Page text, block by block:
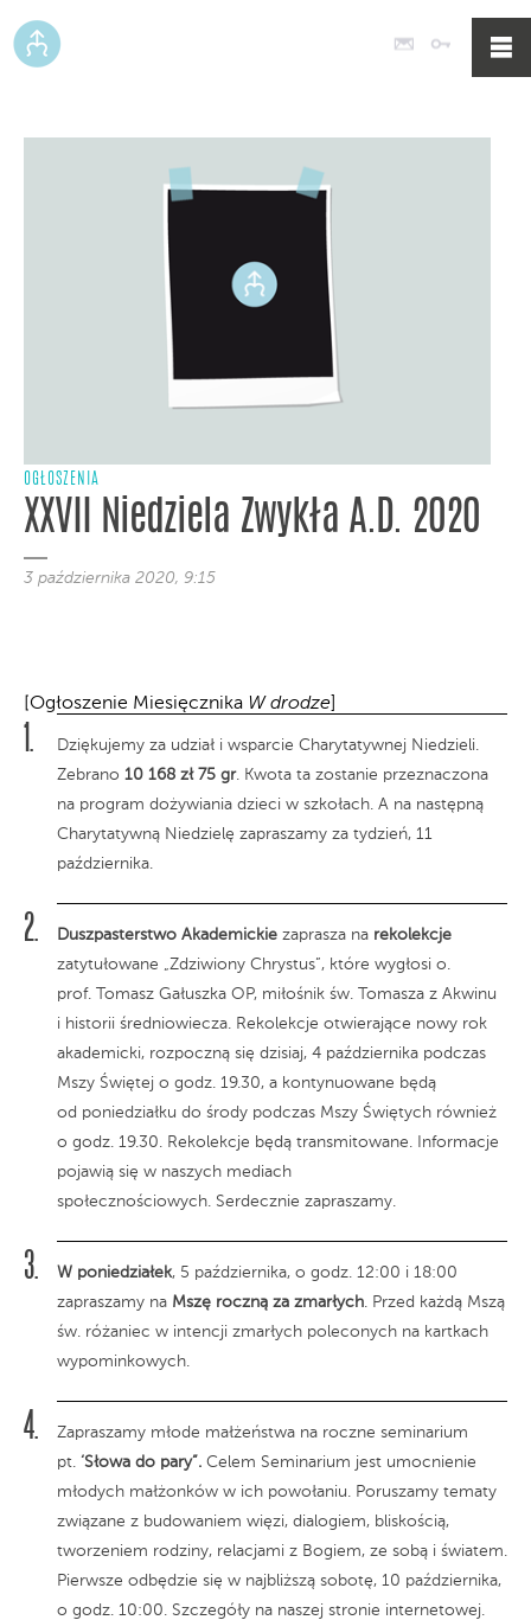
Poczta
OGŁOSZENIA
XXVII Niedziela Zwykła A.D. 2020
3 października 2020, 9:15
[Ogłoszenie Miesięcznika W drodze
Dziękujemy za udział i wsparcie Charytatywnej Niedzieli.
Zebrano 10 168 zł 75 gr. Kwota ta zostanie przeznaczona
na program dożywiania dzieci w szkołach. A na następną
Charytatywną Niedzielę zapraszamy za tydzień, 11
października.
Duszpasterstwo Akademickie zaprasza na rekolekcje
zatytułowane „Zdziwiony Chrystus”, które wygłosi o.
prof. Tomasz Gałuszka OP, miłośnik św. Tomasza z Akwinu
i historii średniowiecza. Rekolekcje otwierające nowy rok
akademicki, rozpoczną się dzisiaj, 4 października podczas
Mszy Świętej o godz. 19.30, a kontynuowane będą
od poniedziałku do środy podczas Mszy Świętych również
o godz. 19.30. Rekolekcje będą transmitowane. Informacje
pojawią się w naszych mediach
społecznościowych. Serdecznie zapraszamy.
W poniedziałek, 5 października, o godz. 12:00 i 18:00
zapraszamy na Mszę roczną za zmarłych. Przed każdą Mszą
św. różaniec w intencji zmarłych poleconych na kartkach
wypominkowych.
Zapraszamy młode małżeństwa na roczne seminarium
pt. ‘Słowa do pary”. Celem Seminarium jest umocnienie
młodych małżonków w ich powołaniu. Poruszamy tematy
związane z budowaniem więzi, dialogiem, bliskością,
tworzeniem rodziny, relacjami z Bogiem, ze sobą i światem.
Pierwsze odbędzie się w najbliższą sobotę, 10 października,
o godz. 10:00. Szczegóły na naszej stronie internetowej.